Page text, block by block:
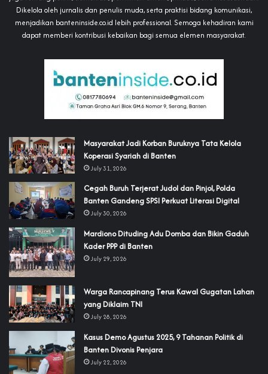
Dikelola oleh jurnalis dan penulis muda, serta praktisi bidang komunikasi,
menjadikan banteninside.co.id lebih professional. Semoga kehadiran kami
dapat memberi kontribusi kebaikan bagi semua elemen masyarakat.
‎Masyarakat Jadi Korban Buruknya Tata Kelola
Koperasi Syariah di Banten
July 31, 2026
Cegah Buruh Terjerat Judol dan Pinjol, Polda
Banten Gandeng SPSI Perkuat Literasi Digital
July 30, 2026
‎Mardiono Dituding Adu Domba dan Bikin Gaduh
Kader PPP di Banten
July 29, 2026
‎Warga Rancapinang Terus Kawal Gugatan Lahan
yang Diklaim TNI‎‎
July 28, 2026
‎Kasus Demo Agustus 2025, 9 Tahanan Politik di
Banten Divonis Penjara
July 22, 2026